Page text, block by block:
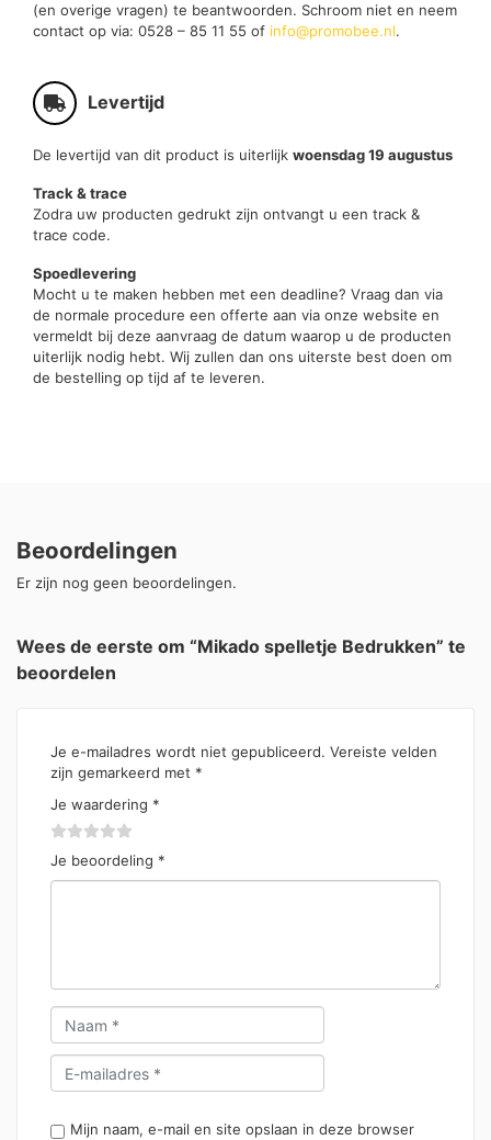
(en overige vragen) te beantwoorden. Schroom niet en neem
contact op via: 0528 – 85 11 55 of info@promobee.nl.
Levertijd
De levertijd van dit product is uiterlijk woensdag 19 augustus
Track & trace
Zodra uw producten gedrukt zijn ontvangt u een track &
trace code.
Spoedlevering
Mocht u te maken hebben met een deadline? Vraag dan via
de normale procedure een offerte aan via onze website en
vermeldt bij deze aanvraag de datum waarop u de producten
uiterlijk nodig hebt. Wij zullen dan ons uiterste best doen om
de bestelling op tijd af te leveren.
Beoordelingen
Er zijn nog geen beoordelingen.
Wees de eerste om “Mikado spelletje Bedrukken” te
beoordelen
Je e-mailadres wordt niet gepubliceerd. Vereiste velden
zijn gemarkeerd met *
Je waardering *
Je beoordeling *
Mijn naam, e-mail en site opslaan in deze browser